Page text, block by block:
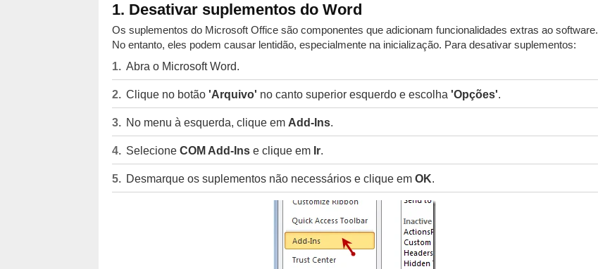
1. Desativar suplementos do Word
Os suplementos do Microsoft Office são componentes que adicionam funcionalidades extras ao software.
No entanto, eles podem causar lentidão, especialmente na inicialização. Para desativar suplementos:
Abra o Microsoft Word.
Clique no botão 'Arquivo' no canto superior esquerdo e escolha 'Opções'.
No menu à esquerda, clique em Add-Ins.
Selecione COM Add-Inse clique em Ir.
Desmarque os suplementos não necessários e clique em OK.